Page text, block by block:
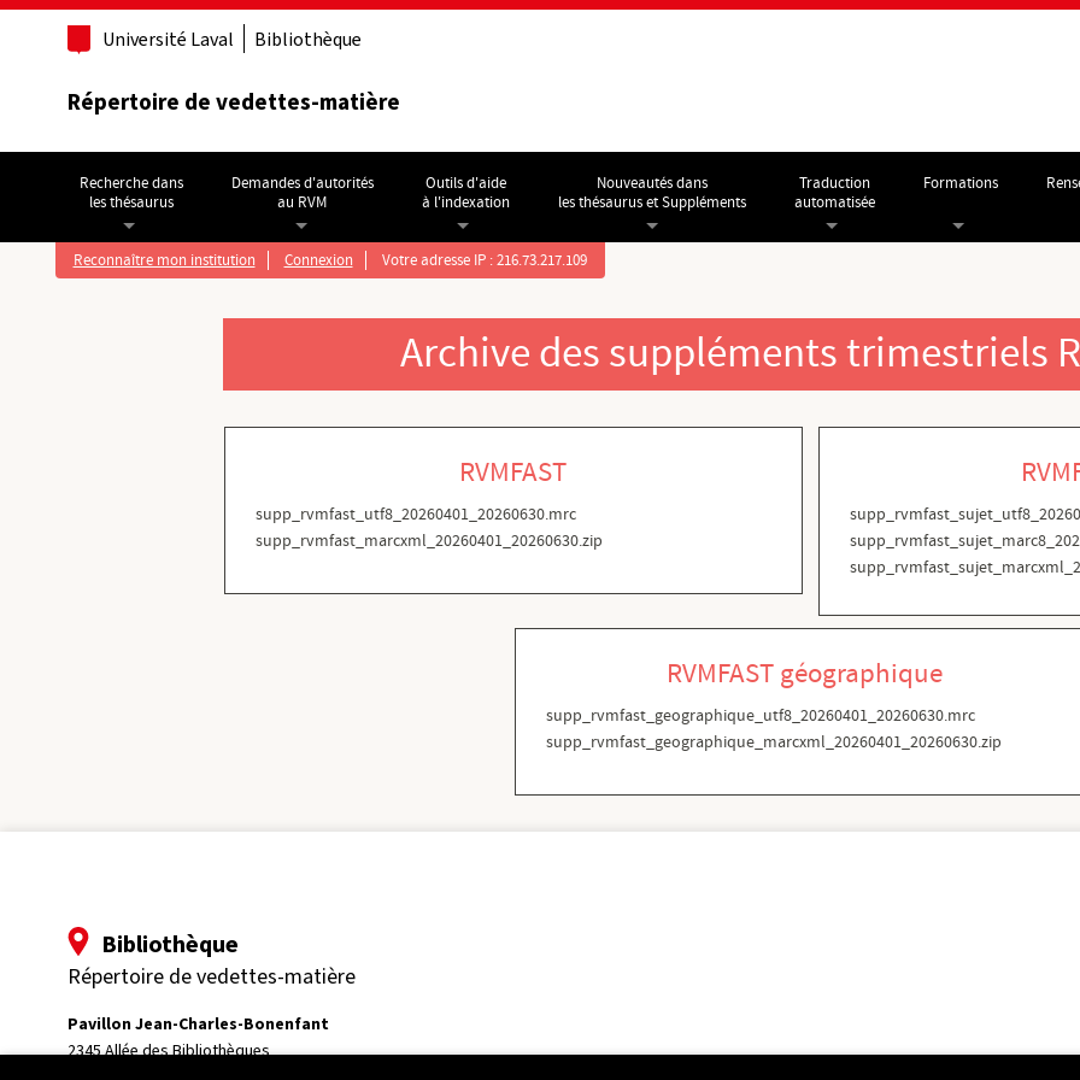
Aller au contenu principal
Université Laval Bibliothèque
Répertoire de vedettes-matière
Recherche dans
les thésaurus
Demandes d'autorités
au RVM
Outils d'aide
à l'indexation
Nouveautés dans
les thésaurus et Suppléments
Traduction
automatisée
Formations
Reconnaître mon institution Connexion Votre adresse IP : 216.73.217.109
Archive des suppléments trimestriels
RVMFAST
supp_rvmfast_utf8_20260401_20260630.mrc
supp_rvmfast_marcxml_20260401_20260630.zip
RVMFAST géographique
supp_rvmfast_geographique_utf8_20260401_20260630.mrc
supp_rvmfast_geographique_marcxml_20260401_20260630.zip
Bibliothèque
Répertoire de vedettes-matière
Pavillon Jean-Charles-Bonenfant
2345 Allée des Bibliothèques